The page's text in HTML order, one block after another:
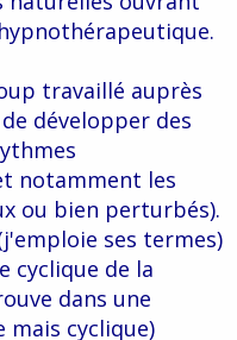
travaillé auprès
développer des
notamment les
ou bien perturbés).
ses termes)
cyclique de la
dans une
mais cyclique)